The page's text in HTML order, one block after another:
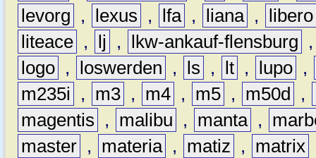
levorg
, lexus , lfa , liana ,
libero
liteace , lj , lkw-ankauf-flensburg
logo , loswerden , ls , lt , lupo ,
m235i
, m3 , m4 , m5 , m50d ,
magentis
, malibu , manta ,
master , materia , matiz , matrix